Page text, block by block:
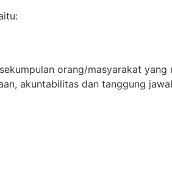
orang/masyarakat
akuntabilitas dan tanggung